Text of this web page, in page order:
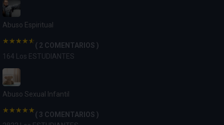
Abuso Espiritual
( 2 COMENTARIOS )
164 Los ESTUDIANTES
Abuso Sexual Infantil
( 3 COMENTARIOS )